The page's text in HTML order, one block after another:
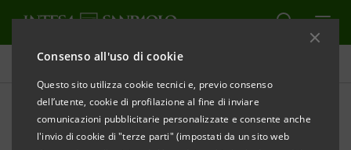
Consenso all'uso di cookie
Questo sito utilizza cookie tecnici e, previo consenso
dell’utente, cookie di profilazione al fine di inviare
comunicazioni pubblicitarie personalizzate e consente anche
l'invio di cookie di "terze parti" (impostati da un sito web
Comunicati stampa
STAMPA AGGIORNA
COMUNICATO STAMPA